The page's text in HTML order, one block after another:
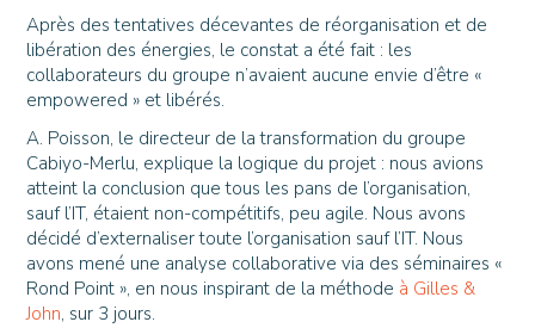
Après des tentatives décevantes de réorganisation et de
libération des énergies, le constat a été fait : les
collaborateurs du groupe n’avaient aucune envie d’être «
empowered » et libérés.
A. Poisson, le directeur de la transformation du groupe
Cabiyo-Merlu, explique la logique du projet : nous avions
atteint la conclusion que tous les pans de l’organisation,
sauf l’IT, étaient non-compétitifs, peu agile. Nous avons
décidé d’externaliser toute l’organisation sauf l’IT. Nous
avons mené une analyse collaborative via des séminaires «
Rond Point », en nous inspirant de la méthode à Gilles &
John, sur 3 jours.